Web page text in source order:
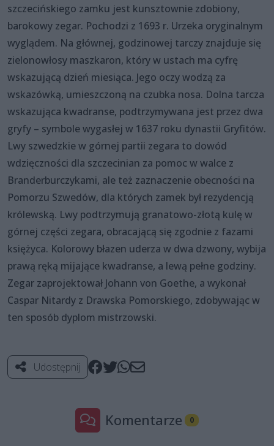
szczecińskiego zamku jest kunsztownie zdobiony,
barokowy zegar. Pochodzi z 1693 r. Urzeka oryginalnym
wyglądem. Na głównej, godzinowej tarczy znajduje się
zielonowłosy maszkaron, który w ustach ma cyfrę
wskazującą dzień miesiąca. Jego oczy wodzą za
wskazówką, umieszczoną na czubka nosa. Dolna tarcza
wskazująca kwadranse, podtrzymywana jest przez dwa
gryfy – symbole wygasłej w 1637 roku dynastii Gryfitów.
Lwy szwedzkie w górnej partii zegara to dowód
wdzięczności dla szczecinian za pomoc w walce z
Branderburczykami, ale też zaznaczenie obecności na
Pomorzu Szwedów, dla których zamek był rezydencją
królewską. Lwy podtrzymują granatowo-złotą kulę w
górnej części zegara, obracającą się zgodnie z fazami
księżyca. Kolorowy błazen uderza w dwa dzwony, wybija
prawą ręką mijające kwadranse, a lewą pełne godziny.
Zegar zaprojektował Johann von Goethe, a wykonał
Caspar Nitardy z Drawska Pomorskiego, zdobywając w
ten sposób dyplom mistrzowski.
Udostępnij
Komentarze 0